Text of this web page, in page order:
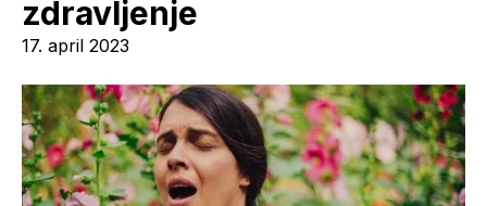
zdravljenje
17. april 2023